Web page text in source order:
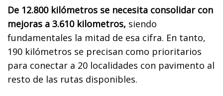
De 12.800 kilómetros se necesita consolidar con
mejoras a 3.610 kilometros, siendo
fundamentales la mitad de esa cifra. En tanto,
190 kilómetros se precisan como prioritarios
para conectar a 20 localidades con pavimento al
resto de las rutas disponibles.